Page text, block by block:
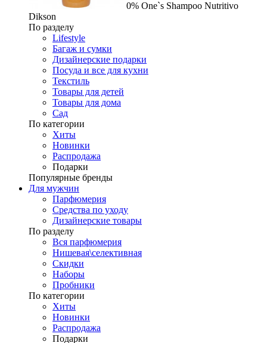
0% One`s Shampoo Nutritivo
Dikson
По разделу
Lifestyle
Багаж и сумки
Дизайнерские подарки
Посуда и все для кухни
Текстиль
Товары для детей
Товары для дома
Сад
По категории
Хиты
Новинки
Распродажа
Подарки
Популярные бренды
Для мужчин
Парфюмерия
Средства по уходу
Дизайнерские товары
По разделу
Вся парфюмерия
Нишевая\селективная
Скидки
Наборы
Пробники
По категории
Хиты
Новинки
Распродажа
Подарки